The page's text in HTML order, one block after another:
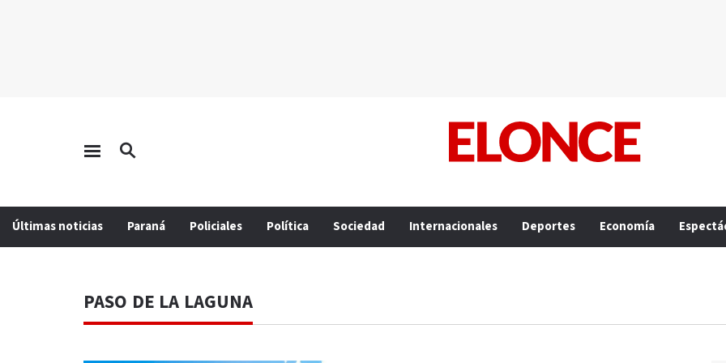
Últimas noticias Paraná Policiales Política Sociedad Internacionales Deportes Economía
PASO DE LA LAGUNA